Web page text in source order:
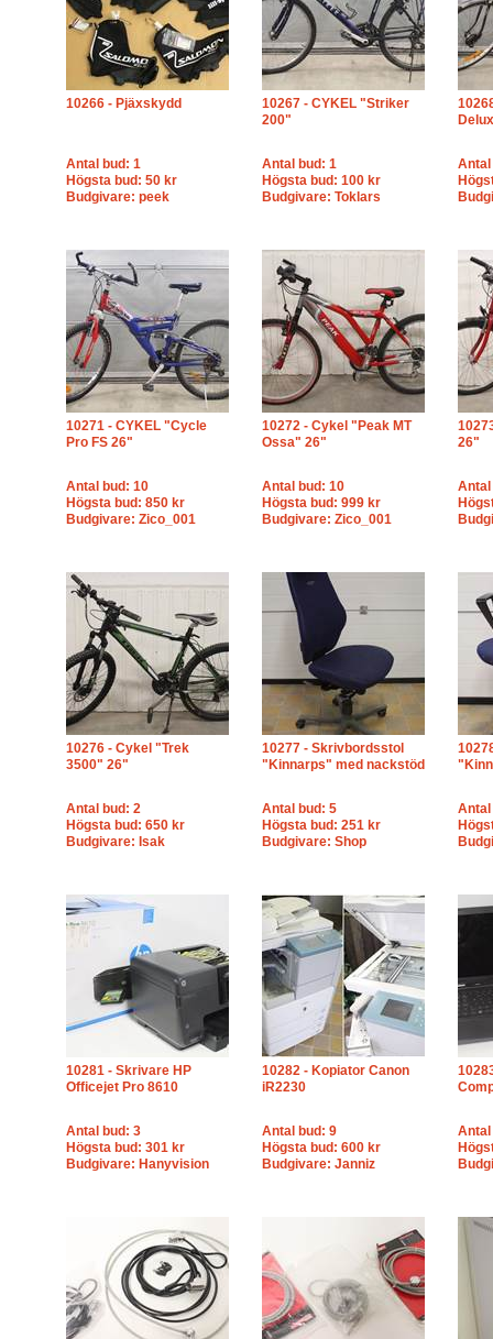
10266 - Pjäxskydd
Antal bud: 1
Högsta bud: 50 kr
Budgivare: peek
10267 - CYKEL "Striker
200"
Antal bud: 1
Högsta bud: 100 kr
Budgivare: Toklars
Antal
10271 - CYKEL "Cycle
Pro FS 26"
Antal bud: 10
Högsta bud: 850 kr
Budgivare: Zico_001
10272 - Cykel "Peak MT
Ossa" 26"
Antal bud: 10
Högsta bud: 999 kr
Budgivare: Zico_001
26"
Antal
10276 - Cykel "Trek
3500" 26"
Antal bud: 2
Högsta bud: 650 kr
Budgivare: Isak
10277 - Skrivbordsstol
"Kinnarps" med nackstöd
Antal bud: 5
Högsta bud: 251 kr
Budgivare: Shop
Antal
10281 - Skrivare HP
Officejet Pro 8610
Antal bud: 3
Högsta bud: 301 kr
Budgivare: Hanyvision
10282 - Kopiator Canon
iR2230
Antal bud: 9
Högsta bud: 600 kr
Budgivare: Janniz
Antal